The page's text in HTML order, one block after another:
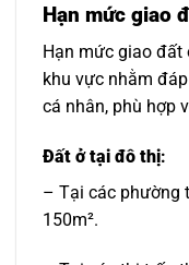
Hạn mức giao
Hạn mức giao
khu vực nhằm
cá nhân, phù hợp
Đất ở tại đô thị:
– Tại các phường
150m².